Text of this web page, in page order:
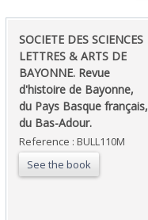
‎SOCIETE DES SCIENCES
LETTRES & ARTS DE
BAYONNE. Revue
d'histoire de Bayonne,
du Pays Basque français,
du Bas-Adour.‎
Reference : BULL110M
See the book